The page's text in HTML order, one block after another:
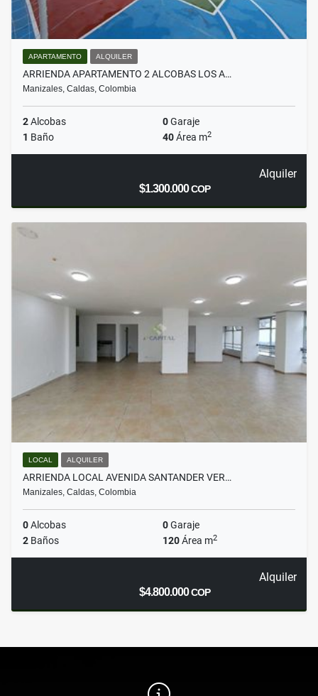
APARTAMENTO ALQUILER
ARRIENDA APARTAMENTO 2 ALCOBAS LOS A…
Manizales, Caldas, Colombia
2Alcobas 0Garaje
1 Baño 40Área m2
Alquiler
$1.300.000COP
LOCAL ALQUILER
ARRIENDA LOCAL AVENIDA SANTANDER VER…
Manizales, Caldas, Colombia
0Alcobas 0Garaje
2 Baños 120Área m2
Alquiler
$4.800.000COP